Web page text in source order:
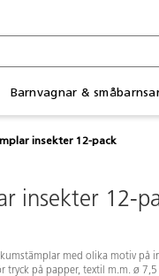
Barnvagnar &
insekter 12-pack
insekter 12-
med olika motiv på
tryck på papper, textil m.m. ø 7,5